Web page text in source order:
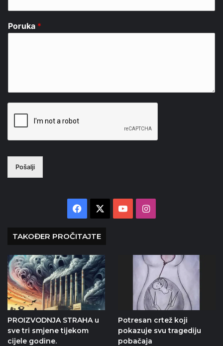
Poruka *
Pošalji
Facebook YouTubeInstagram
TAKOĐER PROČITAJTE
PROIZVODNJA STRAHA u
sve tri smjene tijekom
cijele godine.
Potresan crtež koji
pokazuje svu tragediju
pobačaja